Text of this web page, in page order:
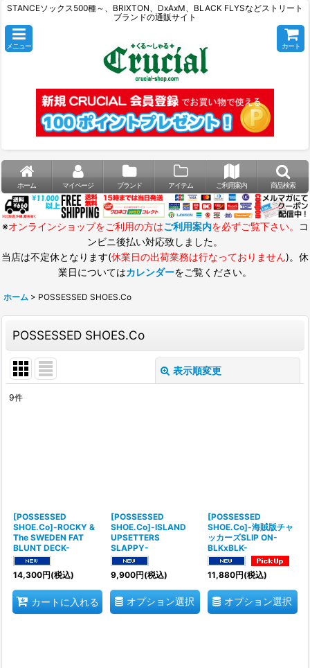
STANCEソックス500種～、BRIXTON、DxAxM、BLACK FLYSなどストリート
ブランドの通販サイト
メニュー カート
ホーム マイページ ブランド アイテム ご利用案内 商品検索
※オンラインショップをご利用の方はご利用案内を必ずご覧下さい。
コ
ンビニ後払い対応致しました。
当店は不定休となります(休業日の出荷業務は行なっておりません)。休
業日についてはカレンダーをご覧ください。
ホーム > POSSESSED SHOES.Co
POSSESSED SHOES.Co
表示順変更
9件
[POSSESSED
SHOE.Co]-ROCKY &
The SWEDEN FAT
BLUNT DECK-
14,300円(税込)
カートに入れる
[POSSESSED
SHOE.Co]-ISLAND
UPSETTERS
SLAPPY-
9,900円(税込)
オプション選択
[POSSESSED
SHOE.Co]-海賊版チャ
ッカーズSLIP ON-
BLKxBLK-
11,880円(税込)
オプション選択